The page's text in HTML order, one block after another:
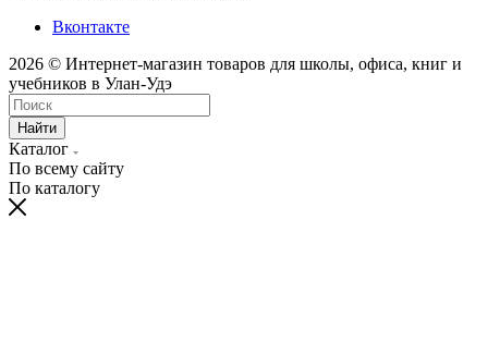
Вконтакте
2026 © Интернет-магазин товаров для школы, офиса, книг и
учебников в Улан-Удэ
Найти
Каталог
По всему сайту
По каталогу